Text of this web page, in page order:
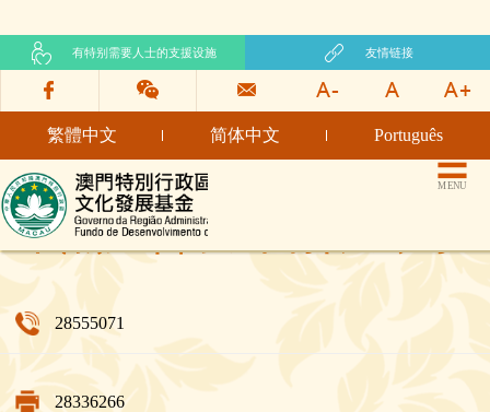
有特别需要人士的支援设施 友情链接
繁體中文 简体中文 Português
文化发展基金网页 MENU
卓杰广告设计有限公司
28555071
28336266